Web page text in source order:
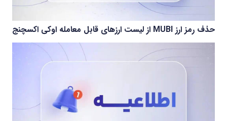
حذف رمز ارز MUBI از لیست ارزهای قابل معامله اوکی اکسچنج